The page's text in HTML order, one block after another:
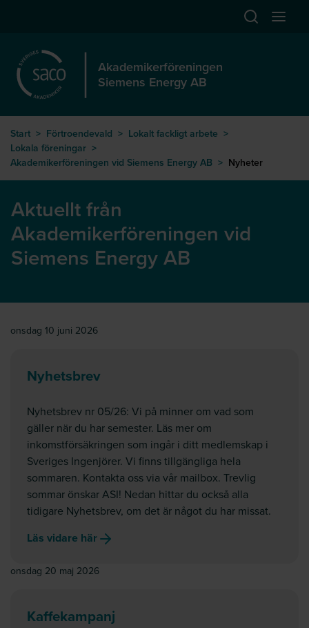
Öppna
Akademikerföreningen
Siemens Energy AB
Start > Förtroendevald > Lokalt fackligt arbete >
Lokala föreningar >
Akademikerföreningen vid Siemens Energy AB > Nyheter
Aktuellt från
Akademikerföreningen vid
Siemens Energy AB
onsdag 10 juni 2026
Nyhetsbrev
Nyhetsbrev nr 05/26: Vi på minner om vad som
gäller när du har semester. Läs mer om
inkomstförsäkringen som ingår i ditt medlemskap i
Sveriges Ingenjörer. Vi finns tillgängliga hela
sommaren. Kontakta oss via vår mailbox. Trevlig
sommar önskar ASI! Nedan hittar du också alla
tidigare Nyhetsbrev, om det är något du har missat.
Läs vidare här
onsdag 20 maj 2026
Kaffekampanj